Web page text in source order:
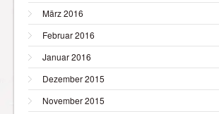
März 2016
Februar 2016
Januar 2016
Dezember 2015
November 2015